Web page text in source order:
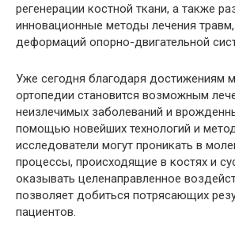
регенерации костной ткани, а также
инновационные методы лечения
деформаций опорно-двигательной
Уже сегодня благодаря достижениям
ортопедии становится возможным
неизлечимых заболеваний и
помощью новейших технологий и
исследователи могут проникать в
процессы, происходящие в костях и
оказывать целенаправленное
позволяет добиться потрясающих
пациентов.